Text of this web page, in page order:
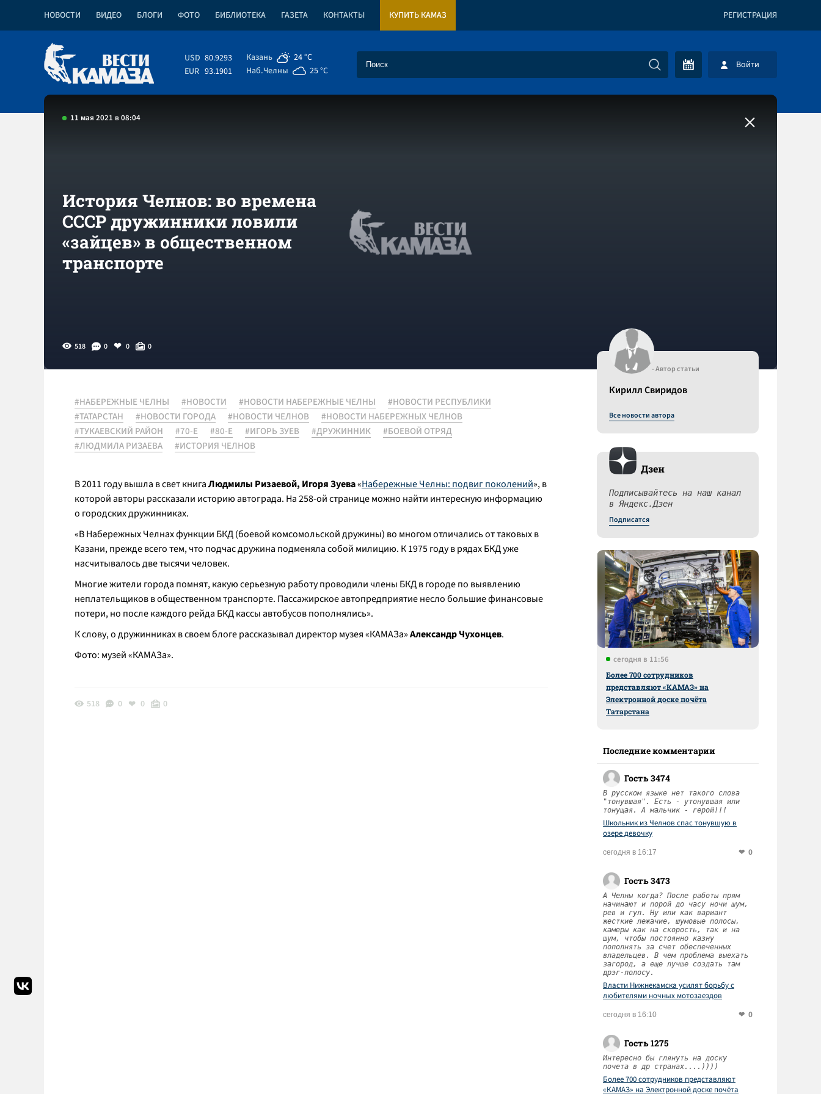
НОВОСТИ ВИДЕО БЛОГИ ФОТО БИБЛИОТЕКА ГАЗЕТА КОНТАКТЫ КУПИТЬ КАМАЗ РЕГИСТРАЦИЯ
USD 80.9293
EUR 93.1901
Казань
24 °C
Наб.Челны
25 °C Войти
11 мая 2021 в 08:04
История Челнов: во времена
СССР дружинники ловили
«зайцев» в общественном
транспорте
518 0 0 0
#НАБЕРЕЖНЫЕ ЧЕЛНЫ #НОВОСТИ #НОВОСТИ НАБЕРЕЖНЫЕ ЧЕЛНЫ
#НОВОСТИ РЕСПУБЛИКИ
#ТАТАРСТАН
#НОВОСТИ ГОРОДА #НОВОСТИ ЧЕЛНОВ
#НОВОСТИ НАБЕРЕЖНЫХ ЧЕЛНОВ
#ТУКАЕВСКИЙ РАЙОН
#70-Е #80-Е #ИГОРЬ ЗУЕВ #ДРУЖИННИК
#БОЕВОЙ ОТРЯД
#ЛЮДМИЛА РИЗАЕВА
#ИСТОРИЯ ЧЕЛНОВ
В 2011 году вышла в свет книгаЛюдмилы Ризаевой, Игоря Зуева«Набережные Челны: подвиг поколений», в
которой авторы рассказали историю автограда. На 258-ой странице можно найти интересную информацию
о городских дружинниках.
«В Набережных Челнах функции БКД (боевой комсомольской дружины) во многом отличались от таковых в
Казани, прежде всего тем, что подчас дружина подменяла собой милицию. К 1975 году в рядах БКД уже
насчитывалось две тысячи человек.
Многие жители города помнят, какую серьезную работу проводили члены БКД в городе по выявлению
неплательщиков в общественном транспорте. Пассажирское автопредприятие несло большие финансовые
потери, но после каждого рейда БКД кассы автобусов пополнялись».
К слову, о дружинниках в своем блоге рассказывал директор музея «КАМАЗа»Александр Чухонцев.
Фото: музей «КАМАЗа».
518 0 0 0
- Автор статьи
Кирилл Свиридов
Все новости автора
Дзен
Подписывайтесь на наш канал
в Яндекс.Дзен
Подписатся
сегодня в 11:56
Более 700 сотрудников
представляют «КАМАЗ» на
Электронной доске почёта
Татарстана
Последние комментарии
Гость 3474
В русском языке нет такого слова
"тонувшая". Есть - утонувшая или
тонущая. А мальчик - герой!!!
Школьник из Челнов спас тонувшую в
озере девочку
сегодня в 16:17 0
Гость 3473
А Челны когда? После работы прям
начинают и порой до часу ночи шум,
рев и гул. Ну или как вариант
жесткие лежачие, шумовые полосы,
камеры как на скорость, так и на
шум, чтобы постоянно казну
пополнять за счет обеспеченных
владельцев. В чем проблема выехать
загород, а еще лучше создать там
дрэг-полосу.
Власти Нижнекамска усилят борьбу с
любителями ночных мотозаездов
сегодня в 16:10 0
Гость 1275
Интересно бы глянуть на доску
почета в др странах....))))
Более 700 сотрудников представляют
«КАМАЗ» на Электронной доске почёта